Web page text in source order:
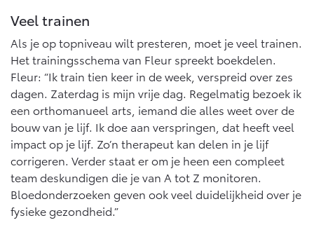
Veel trainen
Als je op topniveau wilt presteren, moet je veel trainen.
Het trainingsschema van Fleur spreekt boekdelen.
Fleur: “Ik train tien keer in de week, verspreid over zes
dagen. Zaterdag is mijn vrije dag. Regelmatig bezoek ik
een orthomanueel arts, iemand die alles weet over de
bouw van je lijf. Ik doe aan verspringen, dat heeft veel
impact op je lijf. Zo’n therapeut kan delen in je lijf
corrigeren. Verder staat er om je heen een compleet
team deskundigen die je van A tot Z monitoren.
Bloedonderzoeken geven ook veel duidelijkheid over je
fysieke gezondheid.”